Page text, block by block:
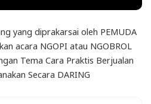
yang diprakarsai oleh PEMUDA
acara NGOPI atau NGOBROL
Tema Cara Praktis Berjualan
Secara DARING